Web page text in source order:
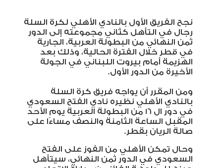
نجح الفريق الأول بالنادي الأهلي لكرة السلة
رجال في التأهل كثاني مجموعته إلى الدور
ثمن النهائي من البطولة العربية، الجارية
في قطر خلال الفترة الحالية، وذلك بعد
الهزيمة أمام بيروت اللبناني في الجولة
الأخيرة من الدور الأول.
ومن المقرر أن يواجه فريق كرة السلة
بالنادي الأهلي نظيره نادي الفتح السعودي
في دور ال 16 من البطولة العربية يوم الأحد
المقبل الساعة الثامنة والنصف مساءًا على
صالة الريان بقطر.
وحال تمكن الأهلي من الفوز على الفتح
السعودي في الدور ثمن النهائي، سيتأهل